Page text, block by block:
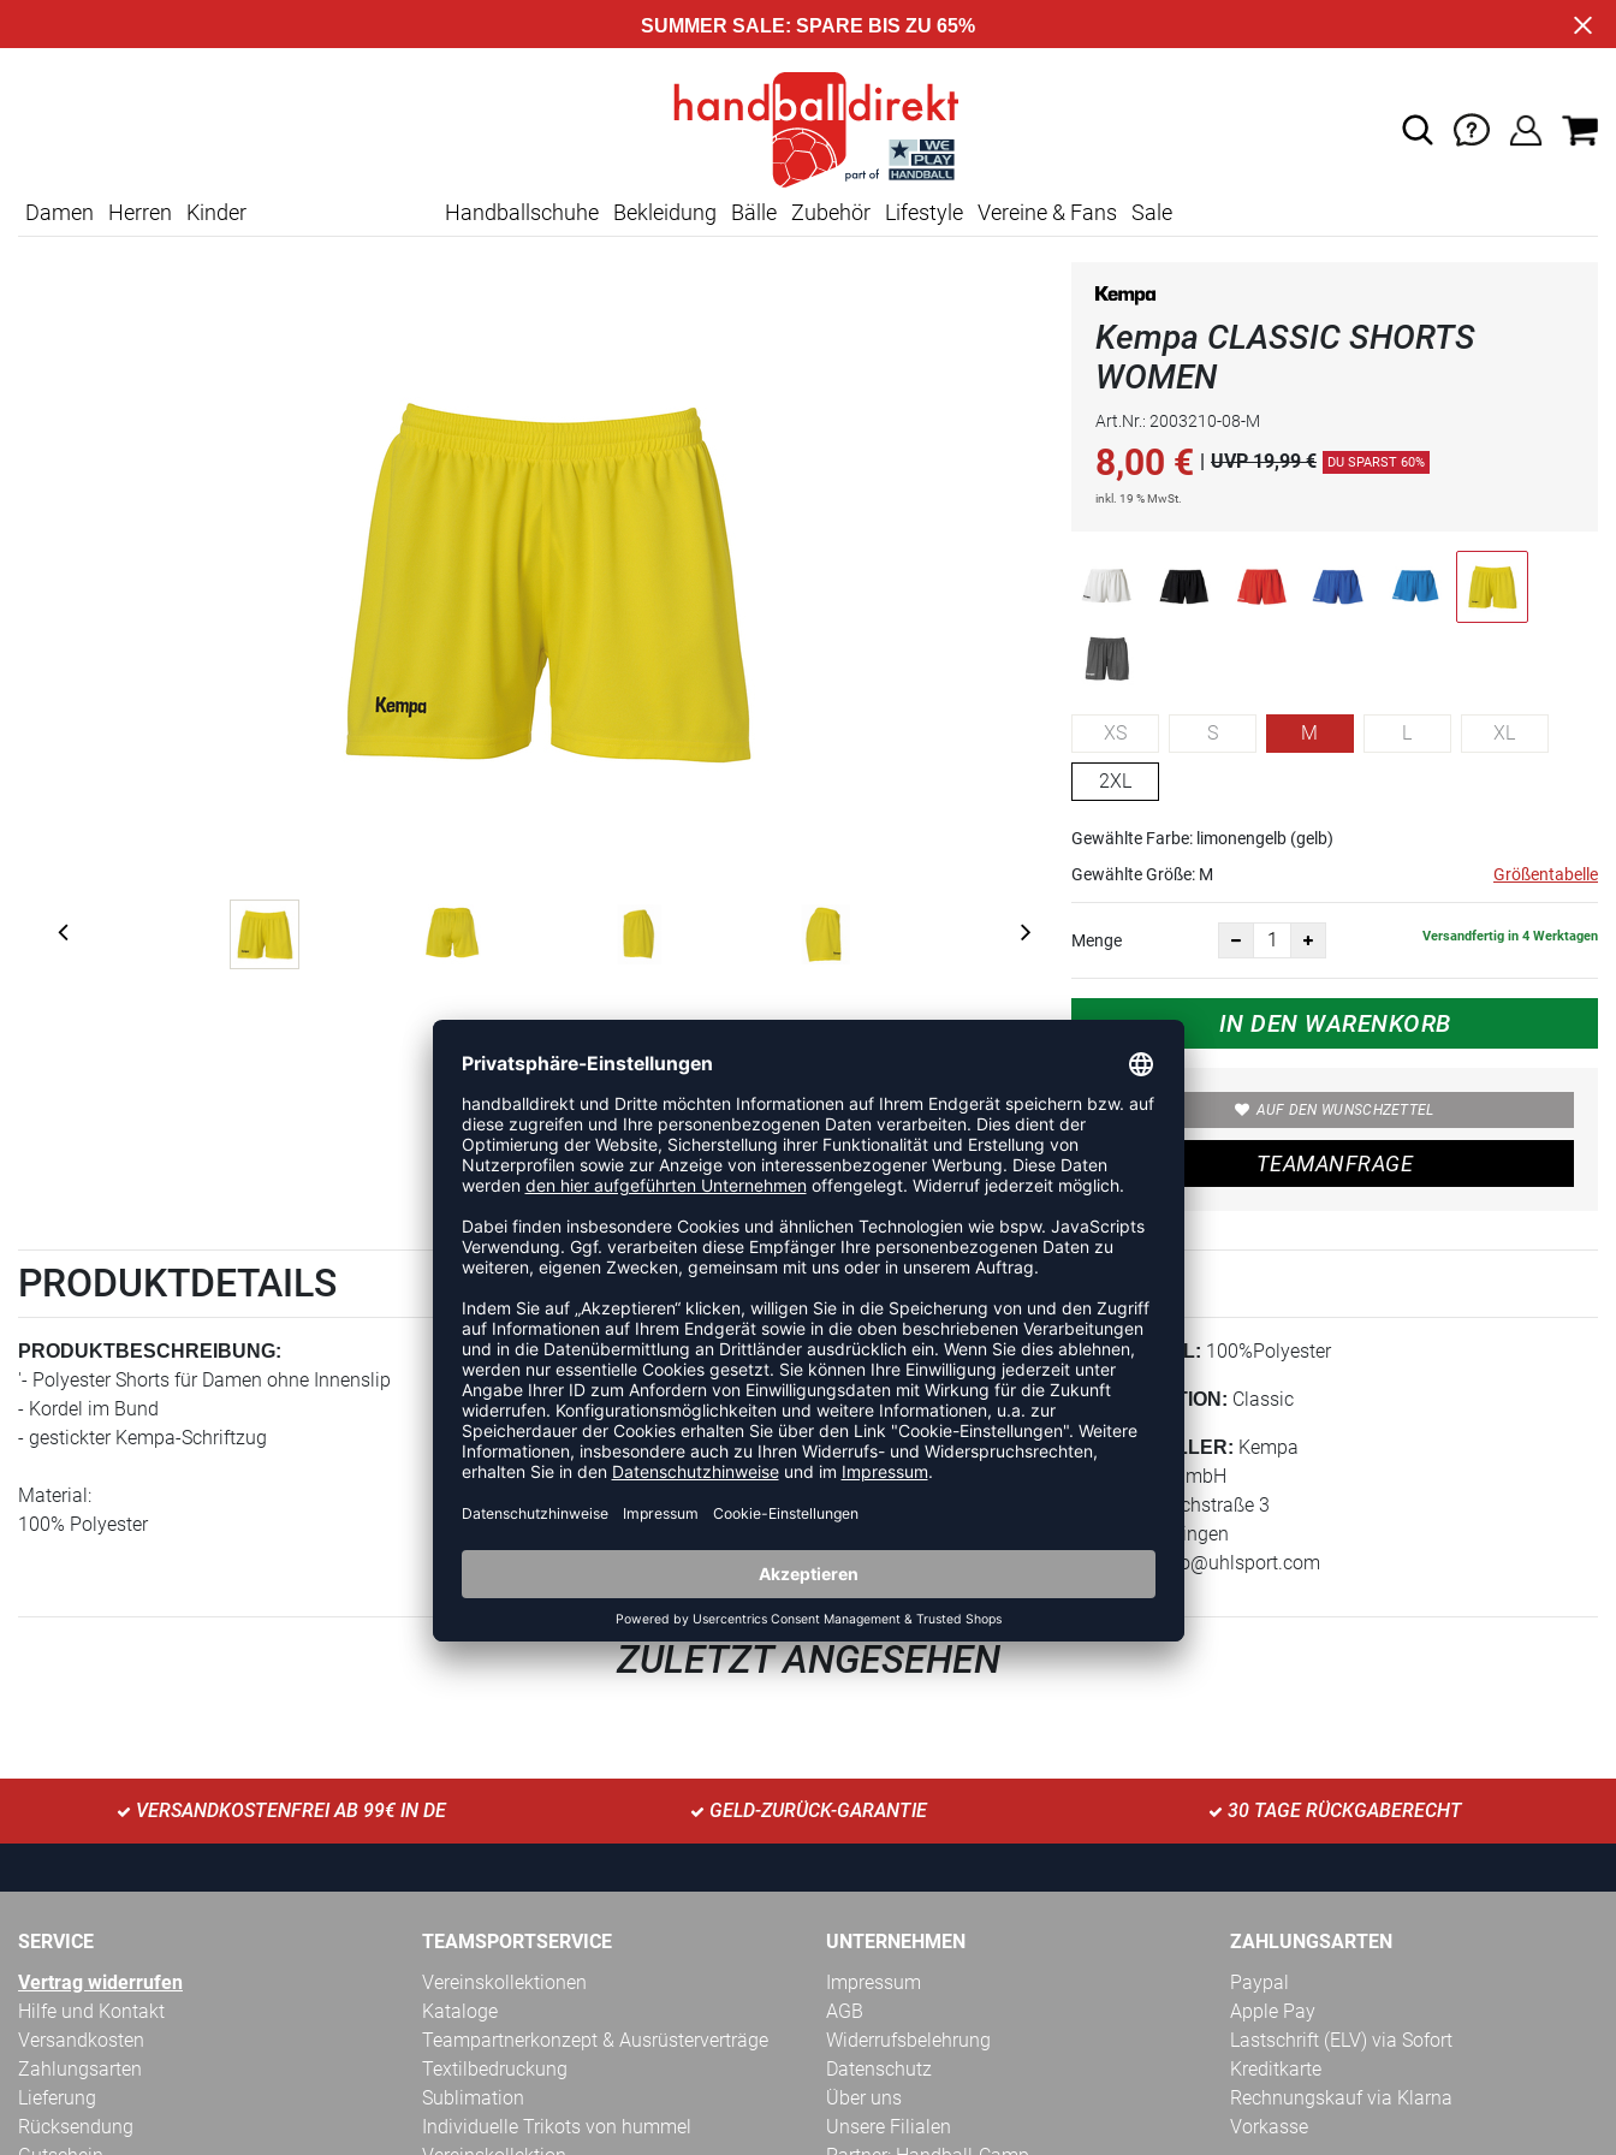
SUMMER SALE: SPARE BIS ZU 65%
Damen Herren Kinder Handballschuhe Bekleidung Bälle Zubehör Lifestyle Vereine & Fans Sale
Kempa CLASSIC SHORTS
WOMEN
Art.Nr.: 2003210-08-M
8,00 € | UVP 19,99 € DU SPARST 60%
inkl. 19 % MwSt.
XS S M L XL
2XL
Gewählte Farbe: limonengelb (gelb)
Gewählte Größe: M Größentabelle
Menge Versandfertig in 4 Werktagen
IN DEN WARENKORB
AUF DEN WUNSCHZETTEL
TEAMANFRAGE
PRODUKTDETAILS
PRODUKTBESCHREIBUNG:
'- Polyester Shorts für Damen ohne Innenslip
- Kordel im Bund
- gestickter Kempa-Schriftzug
Material:
100% Polyester
MATERIAL: 100%Polyester
KOLLEKTION: Classic
HERSTELLER: Kempa
Uhlsport GmbH
Klingenbachstraße 3
72336 Balingen
info@uhlsport.com
ZULETZT ANGESEHEN
VERSANDKOSTENFREI AB 99€ IN DE GELD-ZURÜCK-GARANTIE 30 TAGE RÜCKGABERECHT
SERVICE
Vertrag widerrufen
Hilfe und Kontakt
Versandkosten
Zahlungsarten
Lieferung
Rücksendung
TEAMSPORTSERVICE
Vereinskollektionen
Kataloge
Teampartnerkonzept & Ausrüsterverträge
Textilbedruckung
Sublimation
Individuelle Trikots von hummel
UNTERNEHMEN
Impressum
AGB
Widerrufsbelehrung
Datenschutz
Über uns
Unsere Filialen
ZAHLUNGSARTEN
Paypal
Apple Pay
Lastschrift (ELV) via Sofort
Kreditkarte
Rechnungskauf via Klarna
Vorkasse